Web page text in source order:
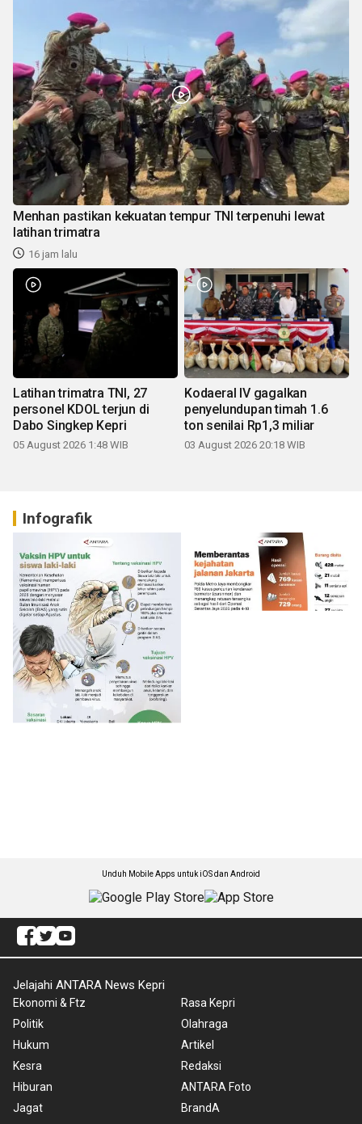
Menhan pastikan kekuatan tempur TNI terpenuhi lewat
latihan trimatra
16 jam lalu
Latihan trimatra TNI, 27
personel KDOL terjun di
Dabo Singkep Kepri
05 August 2026 1:48 WIB
Kodaeral IV gagalkan
penyelundupan timah 1.6
ton senilai Rp1,3 miliar
03 August 2026 20:18 WIB
Infografik
Unduh Mobile Apps untuk iOS dan Android
Jelajahi ANTARA News Kepri
Ekonomi & Ftz
Politik
Hukum
Kesra
Hiburan
Jagat
Rasa Kepri
Olahraga
Artikel
Redaksi
ANTARA Foto
BrandA